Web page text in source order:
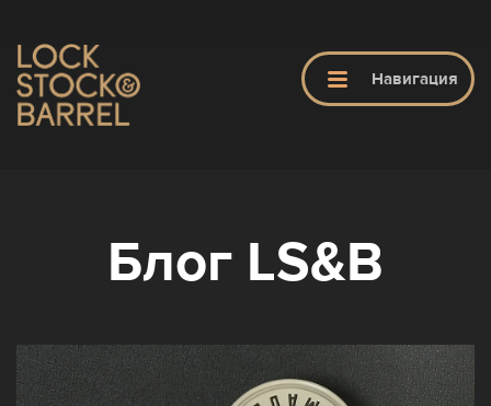
Навигация
ОБУЧЕНИЕ
Блог LS&B